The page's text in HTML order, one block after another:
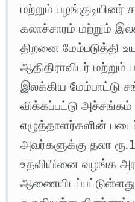
மற்றும்
கலாச்சாரம் மற்றும்
திறனை மேம்படுத்தி
ஆதிதிராவிடர் மற்றும்
இலக்கிய மேம்பாட்டு
விக்கப்பட்டு அச்சங்கம்
எழுத்தாளர்களின்
அவர்களுக்கு தலா
உதவியினை வழங்க